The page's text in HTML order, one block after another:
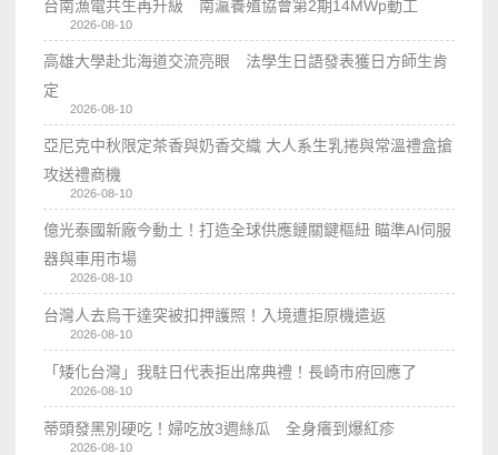
台南漁電共生再升級 南瀛養殖協會第2期14MWp動工
2026-08-10
高雄大學赴北海道交流亮眼 法學生日語發表獲日方師生肯
定
2026-08-10
亞尼克中秋限定茶香與奶香交織 大人系生乳捲與常溫禮盒搶
攻送禮商機
2026-08-10
億光泰國新廠今動土！打造全球供應鏈關鍵樞紐 瞄準AI伺服
器與車用市場
2026-08-10
台灣人去烏干達突被扣押護照！入境遭拒原機遣返
2026-08-10
「矮化台灣」我駐日代表拒出席典禮！長崎市府回應了
2026-08-10
蒂頭發黑別硬吃！婦吃放3週絲瓜 全身癢到爆紅疹
2026-08-10